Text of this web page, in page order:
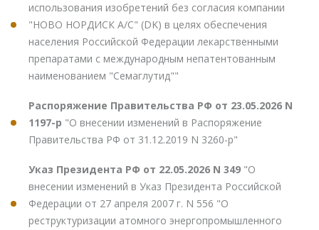
использования изобретений без согласия компании
"НОВО НОРДИСК А/С" (DK) в целях обеспечения
населения Российской Федерации лекарственными
препаратами с международным непатентованным
наименованием "Семаглутид""
Распоряжение Правительства РФ от 23.05.2026 N
1197-р "О внесении изменений в Распоряжение
Правительства РФ от 31.12.2019 N 3260-р"
Указ Президента РФ от 22.05.2026 N 349 "О
внесении изменений в Указ Президента Российской
Федерации от 27 апреля 2007 г. N 556 "О
реструктуризации атомного энергопромышленного